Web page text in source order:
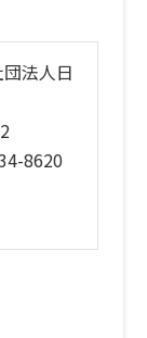
法人日
8620